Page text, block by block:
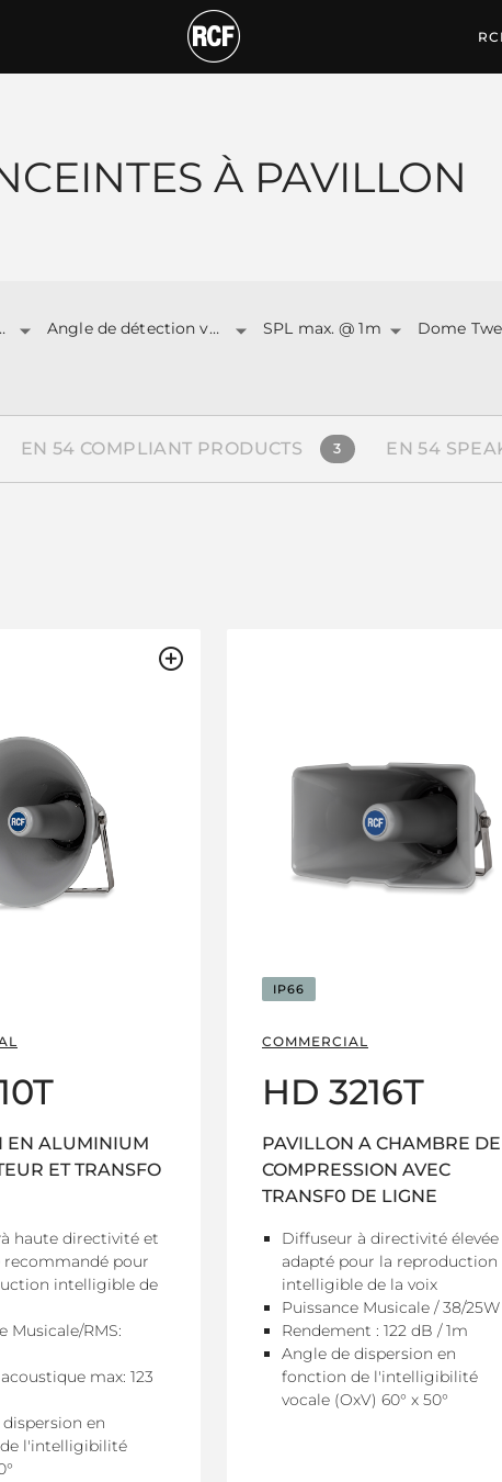
À PAVILLON
(W) Angle de détection vertical SPL max. @ 1m
EN 54 COMPLIANT PRODUCTS 3 EN 54
EN ALUMINIUM
ET TRANSFO
haute directivité et
recommandé pour
intelligible de
Musicale/RMS:
max: 123
en
l'intelligibilité
IP66
COMMERCIAL
HD 3216T
PAVILLON A CHAMBRE DE
COMPRESSION AVEC
TRANSF0 DE LIGNE
Diffuseur à directivité élevée
adapté pour la reproduction
intelligible de la voix
Puissance Musicale / 38/25W
Rendement : 122 dB / 1m
Angle de dispersion en
fonction de l'intelligibilité
vocale (OxV) 60° x 50°